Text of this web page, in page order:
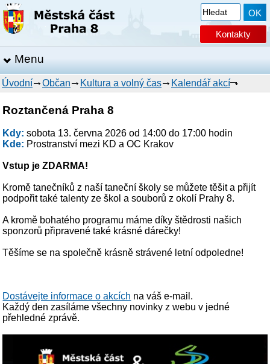
Kontakty
Menu
Úvodní Občan Kultura a volný čas Kalendář akcí
Roztančená Praha 8
Kdy:sobota 13. června 2026 od 14:00 do 17:00 hodin
Kde: Prostranství mezi KD a OC Krakov
Vstup je ZDARMA!
Kromě tanečníků z naší taneční školy se můžete těšit a přijít
podpořit také talenty ze škol a souborů z okolí Prahy 8.
A kromě bohatého programu máme díky štědrosti našich
sponzorů připravené také krásné dárečky!
Těšíme se na společně krásně strávené letní odpoledne!
Dostávejte informace o akcích na váš e-mail.
Každý den zasíláme všechny novinky z webu v jedné
přehledné zprávě.